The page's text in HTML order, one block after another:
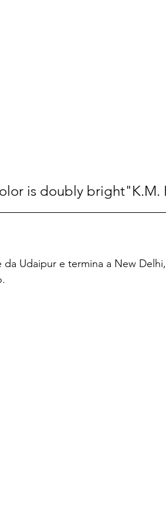
is doubly bright"K.M.
Udaipur e termina a New